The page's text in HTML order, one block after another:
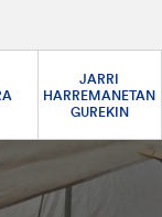
JARRI
HARREMANETAN
GUREKIN